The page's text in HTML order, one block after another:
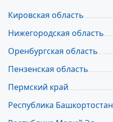
Кировская область
Нижегородская область
Оренбургская область
Пензенская область
Пермский край
Республика Башкортостан